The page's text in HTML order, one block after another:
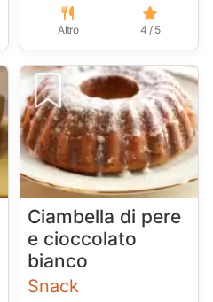
Altro 4 / 5
Ciambella di pere
e cioccolato
bianco
Snack